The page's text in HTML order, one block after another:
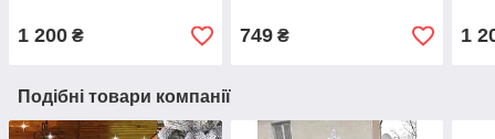
1 200 ₴ 749₴ 1
Подібні товари компанії